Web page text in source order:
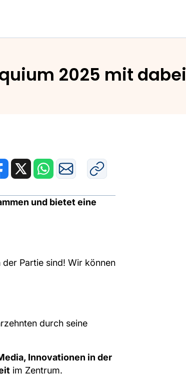
2025 mit dabei
und bietet eine
der Partie sind! Wir können
durch seine
Innovationen in der
im Zentrum.